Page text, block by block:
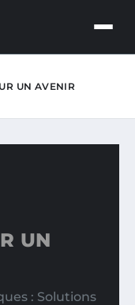
UN AVENIR
UN
: Solutions